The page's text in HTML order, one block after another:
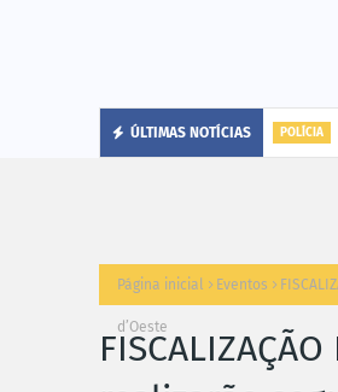
ÚLTIMAS NOTÍCIAS POLÍCIA
Página inicial Eventos
d’Oeste